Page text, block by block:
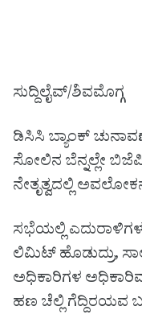
ಸುದ್ದಿಲೈವ್/ಶಿವಮೊಗ್ಗ
ಡಿಸಿಸಿ ಬ್ಯಾಂಕ್
ಸೋಲಿನ ಬೆನ್ನಲ್ಲೇ
ನೇತೃತ್ವದಲ್ಲಿ
ಸಭೆಯಲ್ಲಿ
ಲಿಮಿಟ್ ಹೊಡುದ್ರು,
ಅಧಿಕಾರಿಗಳ
ಹಣ ಚೆಲ್ಲಿ ಗೆದ್ದಿರಯವ